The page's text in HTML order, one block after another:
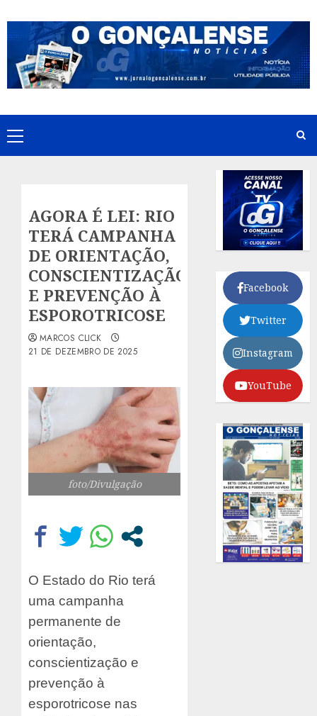
to
content
Primary
Menu
AGORA É LEI: RIO
TERÁ CAMPANHA
DE ORIENTAÇÃO,
CONSCIENTIZAÇÃO
E PREVENÇÃO À
ESPOROTRICOSE
MARCOS CLICK
21 DE DEZEMBRO DE 2025
foto/Divulgação
O Estado do Rio terá
uma campanha
permanente de
orientação,
conscientização e
prevenção à
esporotricose nas
Facebook
Twitter
Instagram
YouTube